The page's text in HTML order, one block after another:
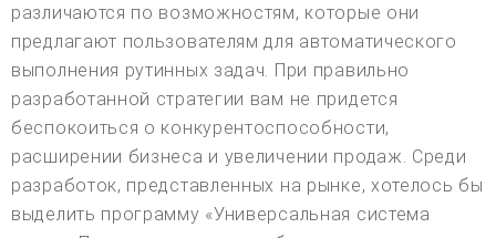
различаются по возможностям, которые они
предлагают пользователям для автоматического
выполнения рутинных задач. При правильно
разработанной стратегии вам не придется
беспокоиться о конкурентоспособности,
расширении бизнеса и увеличении продаж. Среди
разработок, представленных на рынке, хотелось бы
выделить программу «Универсальная система